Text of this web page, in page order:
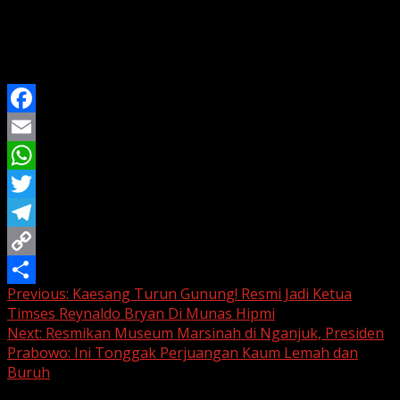
Facebook
Email
WhatsApp
Twitter
Telegram
Copy
Link
Share
Continue
Reading
Previous: Kaesang Turun Gunung! Resmi Jadi Ketua
Timses Reynaldo Bryan Di Munas Hipmi
Next: Resmikan Museum Marsinah di Nganjuk, Presiden
Prabowo: Ini Tonggak Perjuangan Kaum Lemah dan
Buruh